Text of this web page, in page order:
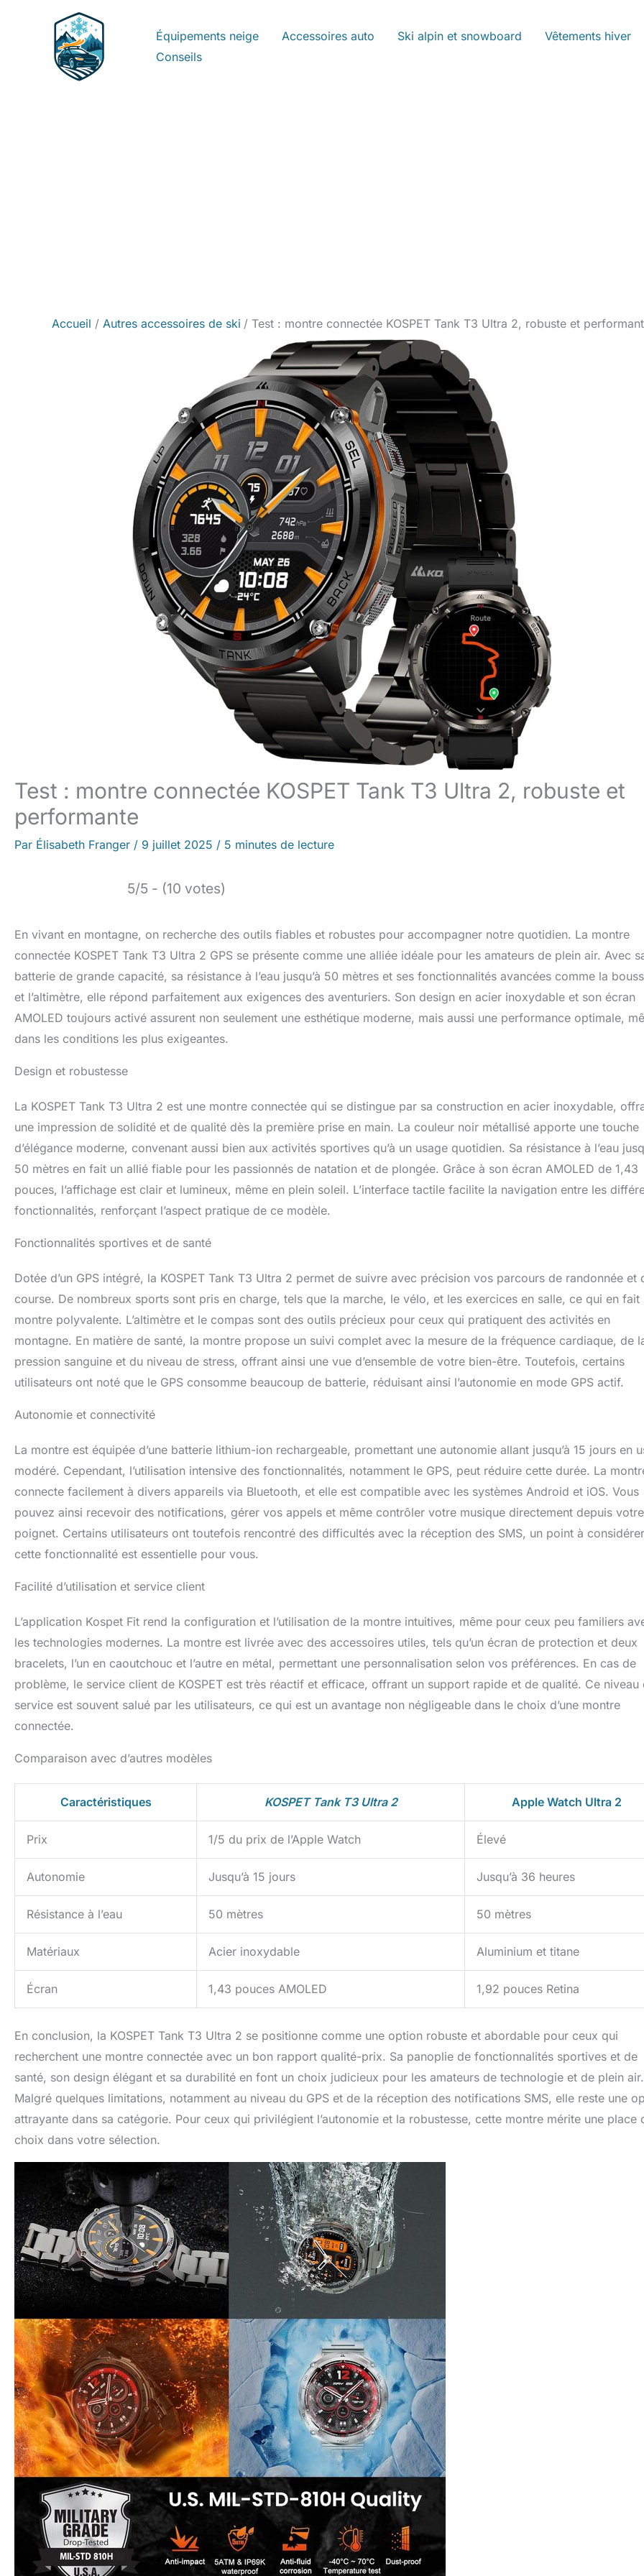
Équipements neige Accessoires auto Ski alpin et snowboard
Vêtements hiver
Conseils
Accueil Autres accessoires de ski Test : montre connectée KOSPET Tank T3 Ultra 2, robuste et
Test : montre connectée KOSPET Tank T3 Ultra 2, robuste et
performante
Par Élisabeth Franger / 9 juillet 2025 / 5 minutes de lecture
5/5 - (10 votes)
En vivant en montagne, on recherche des outils fiables et robustes pour accompagner notre quotidien. La montre
connectée KOSPET Tank T3 Ultra 2 GPS se présente comme une alliée idéale pour les amateurs de plein air. Avec
batterie de grande capacité, sa résistance à l’eau jusqu’à 50 mètres et ses fonctionnalités avancées comme la
et l’altimètre, elle répond parfaitement aux exigences des aventuriers. Son design en acier inoxydable et son écran
AMOLED toujours activé assurent non seulement une esthétique moderne, mais aussi une performance optimale,
dans les conditions les plus exigeantes.
Design et robustesse
La KOSPET Tank T3 Ultra 2 est une montre connectée qui se distingue par sa construction en acier inoxydable,
une impression de solidité et de qualité dès la première prise en main. La couleur noir métallisé apporte une touche
d’élégance moderne, convenant aussi bien aux activités sportives qu’à un usage quotidien. Sa résistance à l’eau
50 mètres en fait un allié fiable pour les passionnés de natation et de plongée. Grâce à son écran AMOLED de 1,43
pouces, l’affichage est clair et lumineux, même en plein soleil. L’interface tactile facilite la navigation entre les
fonctionnalités, renforçant l’aspect pratique de ce modèle.
Fonctionnalités sportives et de santé
Dotée d’un GPS intégré, la KOSPET Tank T3 Ultra 2 permet de suivre avec précision vos parcours de randonnée et
course. De nombreux sports sont pris en charge, tels que la marche, le vélo, et les exercices en salle, ce qui en fait
montre polyvalente. L’altimètre et le compas sont des outils précieux pour ceux qui pratiquent des activités en
montagne. En matière de santé, la montre propose un suivi complet avec la mesure de la fréquence cardiaque, de
pression sanguine et du niveau de stress, offrant ainsi une vue d’ensemble de votre bien-être. Toutefois, certains
utilisateurs ont noté que le GPS consomme beaucoup de batterie, réduisant ainsi l’autonomie en mode GPS actif.
Autonomie et connectivité
La montre est équipée d’une batterie lithium-ion rechargeable, promettant une autonomie allant jusqu’à 15 jours en
modéré. Cependant, l’utilisation intensive des fonctionnalités, notamment le GPS, peut réduire cette durée. La
connecte facilement à divers appareils via Bluetooth, et elle est compatible avec les systèmes Android et iOS. Vous
pouvez ainsi recevoir des notifications, gérer vos appels et même contrôler votre musique directement depuis votre
poignet. Certains utilisateurs ont toutefois rencontré des difficultés avec la réception des SMS, un point à
cette fonctionnalité est essentielle pour vous.
Facilité d’utilisation et service client
L’application Kospet Fit rend la configuration et l’utilisation de la montre intuitives, même pour ceux peu familiers
les technologies modernes. La montre est livrée avec des accessoires utiles, tels qu’un écran de protection et deux
bracelets, l’un en caoutchouc et l’autre en métal, permettant une personnalisation selon vos préférences. En cas de
problème, le service client de KOSPET est très réactif et efficace, offrant un support rapide et de qualité. Ce niveau
service est souvent salué par les utilisateurs, ce qui est un avantage non négligeable dans le choix d’une montre
connectée.
Comparaison avec d’autres modèles
Caractéristiques KOSPET Tank T3 Ultra 2 Apple Watch Ultra 2
Prix 1/5 du prix de l’Apple Watch Élevé
Autonomie Jusqu’à 15 jours Jusqu’à 36 heures
Résistance à l’eau 50 mètres 50 mètres
Matériaux Acier inoxydable Aluminium et titane
Écran 1,43 pouces AMOLED 1,92 pouces Retina
En conclusion, la KOSPET Tank T3 Ultra 2 se positionne comme une option robuste et abordable pour ceux qui
recherchent une montre connectée avec un bon rapport qualité-prix. Sa panoplie de fonctionnalités sportives et de
santé, son design élégant et sa durabilité en font un choix judicieux pour les amateurs de technologie et de plein air.
Malgré quelques limitations, notamment au niveau du GPS et de la réception des notifications SMS, elle reste une
attrayante dans sa catégorie. Pour ceux qui privilégient l’autonomie et la robustesse, cette montre mérite une place
choix dans votre sélection.